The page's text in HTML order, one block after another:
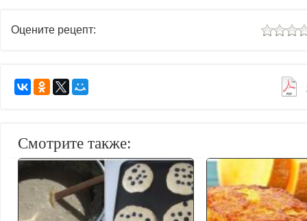
Оцените рецепт:
Смотрите также: